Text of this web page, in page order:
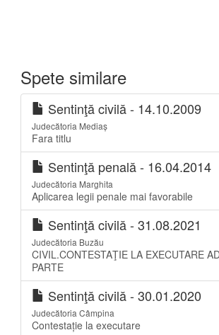
Spete similare
Sentinţă civilă - 14.10.2009
Judecătoria Mediaș
Fara titlu
Sentinţă penală - 16.04.2014
Judecătoria Marghita
Aplicarea legii penale mai favorabile
Sentinţă civilă - 31.08.2021
Judecătoria Buzău
CIVIL.CONTESTAŢIE LA EXECUTARE
PARTE
Sentinţă civilă - 30.01.2020
Judecătoria Câmpina
Contestație la executare